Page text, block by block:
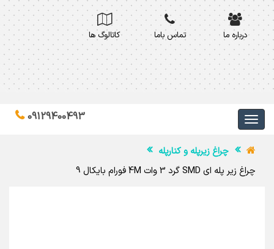
درباره ما تماس باما کاتالوگ ها
09129400493
چراغ زیرپله و کنارپله
چراغ زیر پله ای SMD گرد 3 وات 4M فورام بایکال 9